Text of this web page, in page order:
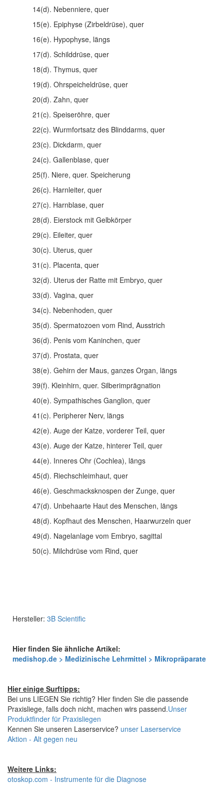
14(d). Nebenniere, quer
15(e). Epiphyse (Zirbeldrüse), quer
16(e). Hypophyse, längs
17(d). Schilddrüse, quer
18(d). Thymus, quer
19(d). Ohrspeicheldrüse, quer
20(d). Zahn, quer
21(c). Speiseröhre, quer
22(c). Wurmfortsatz des Blinddarms, quer
23(c). Dickdarm, quer
24(c). Gallenblase, quer
25(f). Niere, quer. Speicherung
26(c). Harnleiter, quer
27(c). Harnblase, quer
28(d). Eierstock mit Gelbkörper
29(c). Eileiter, quer
30(c). Uterus, quer
31(c). Placenta, quer
32(d). Uterus der Ratte mit Embryo, quer
33(d). Vagina, quer
34(c). Nebenhoden, quer
35(d). Spermatozoen vom Rind, Ausstrich
36(d). Penis vom Kaninchen, quer
37(d). Prostata, quer
38(e). Gehirn der Maus, ganzes Organ, längs
39(f). Kleinhirn, quer. Silberimprägnation
40(e). Sympathisches Ganglion, quer
41(c). Peripherer Nerv, längs
42(e). Auge der Katze, vorderer Teil, quer
43(e). Auge der Katze, hinterer Teil, quer
44(e). Inneres Ohr (Cochlea), längs
45(d). Riechschleimhaut, quer
46(e). Geschmacksknospen der Zunge, quer
47(d). Unbehaarte Haut des Menschen, längs
48(d). Kopfhaut des Menschen, Haarwurzeln quer
49(d). Nagelanlage vom Embryo, sagittal
50(c). Milchdrüse vom Rind, quer
Hersteller: 3B Scientific
Hier finden Sie ähnliche Artikel:
medishop.de > Medizinische Lehrmittel > Mikropräparate
Hier einige Surftipps:
Bei uns LIEGEN Sie richtig? Hier finden Sie die passende
Praxisliege, falls doch nicht, machen wirs passend.Unser
Produktfinder für Praxisliegen
Kennen Sie unseren Laserservice? unser Laserservice
Aktion - Alt gegen neu
Weitere Links:
otoskop.com - Instrumente für die Diagnose